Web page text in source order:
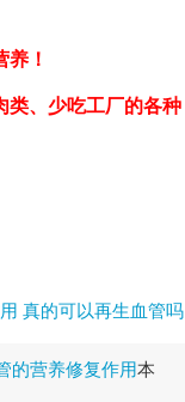
养！
类、少吃工厂的各种
真的可以再生血管吗
的营养修复作用本